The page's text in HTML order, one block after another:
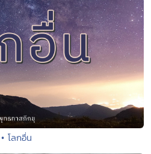
• โลกอื่น